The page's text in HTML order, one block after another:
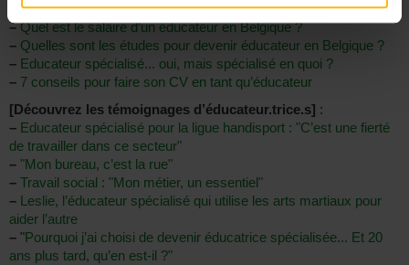
Educateur, un métier polyvalent auprès d’un public varié
– Quel est le salaire d’un éducateur en Belgique ?
– Quelles sont les études pour devenir éducateur en Belgique ?
– Educateur spécialisé... oui, mais spécialisé en quoi ?
– 7 conseils pour faire son CV en tant qu’éducateur
[Découvrez les témoignages d’éducateur.trice.s] :
– Educateur spécialisé pour la ligue handisport : "C’est une fierté
de travailler dans ce secteur"
– "Mon bureau, c’est la rue"
– Travail social : "Mon métier, un essentiel"
– Leslie, l’éducateur spécialisé qui utilise les arts martiaux pour
aider l’autre
– "Pourquoi j’ai choisi de devenir éducatrice spécialisée... Et 20
ans plus tard, qu’en est-il ?"